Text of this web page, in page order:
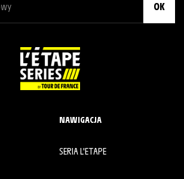
OK
NAWIGACJA
SERIA L'ETAPE